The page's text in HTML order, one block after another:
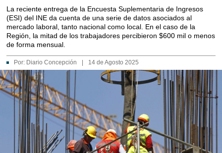
La reciente entrega de la Encuesta Suplementaria de Ingresos
(ESI) del INE da cuenta de una serie de datos asociados al
mercado laboral, tanto nacional como local. En el caso de la
Región, la mitad de los trabajadores percibieron $600 mil o menos
de forma mensual.
Por: Diario Concepción 14 de Agosto 2025